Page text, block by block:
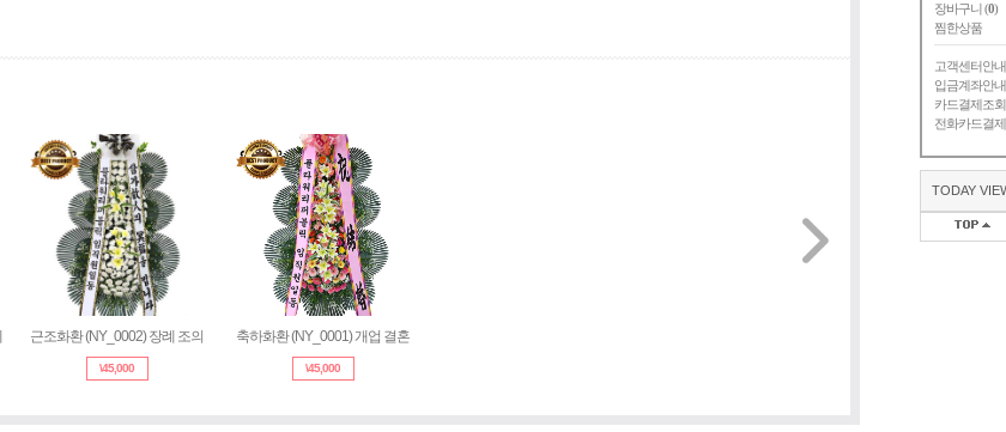
장바구니 (0)
찜한상품
고객센터안내
입금계좌안내
카드결제조회
전화카드결제
TODAY
근조화환 (NY_0002) 장례 조의
\45,000
축하화환 (NY_0001) 개업 결혼
\45,000